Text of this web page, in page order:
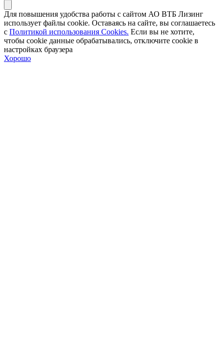
Для повышения удобства работы с сайтом АО ВТБ Лизинг
использует файлы cookie. Оставаясь на сайте, вы соглашаетесь
с Политикой использования Cookies. Если вы не хотите,
чтобы сookie данные обрабатывались, отключите cookie в
настройках браузера
Хорошо